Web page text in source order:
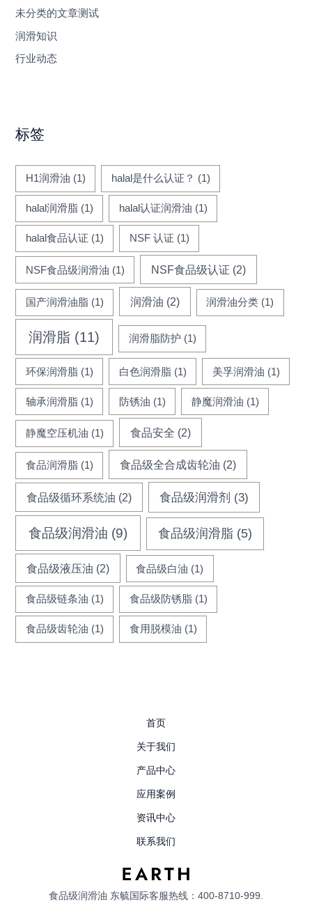
未分类的文章测试
润滑知识
行业动态
标签
H1润滑油 (1) halal是什么认证？ (1)
halal润滑脂 (1) halal认证润滑油 (1)
halal食品认证 (1) NSF 认证 (1)
NSF食品级润滑油 (1) NSF食品级认证 (2)
国产润滑油脂 (1) 润滑油 (2) 润滑油分类 (1)
润滑脂 (11) 润滑脂防护 (1)
环保润滑脂 (1) 白色润滑脂 (1) 美孚润滑油 (1)
轴承润滑脂 (1) 防锈油 (1) 静魔润滑油 (1)
静魔空压机油 (1) 食品安全 (2)
食品润滑脂 (1) 食品级全合成齿轮油 (2)
食品级循环系统油 (2) 食品级润滑剂 (3)
食品级润滑油 (9) 食品级润滑脂 (5)
食品级液压油 (2) 食品级白油 (1)
食品级链条油 (1) 食品级防锈脂 (1)
食品级齿轮油 (1) 食用脱模油 (1)
首页
关于我们
产品中心
应用案例
资讯中心
联系我们
食品级润滑油 东毓国际客服热线：400-8710-999.